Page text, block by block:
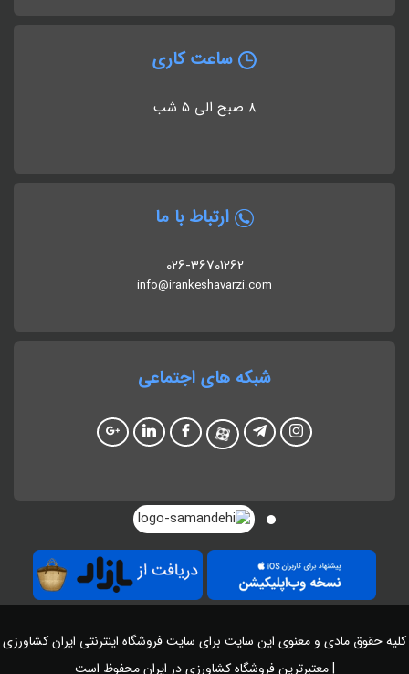
ساعت کاری
8 صبح الی 5 شب
ارتباط با ما
026-36701262
info@irankeshavarzi.com
شبکه های اجتماعی
کلیه حقوق مادی و معنوی این سایت برای سایتفروشگاه اینترنتی ایران کشاورزی
| معتبرترین فروشگاه کشاورزی در ایرانمحفوظ است